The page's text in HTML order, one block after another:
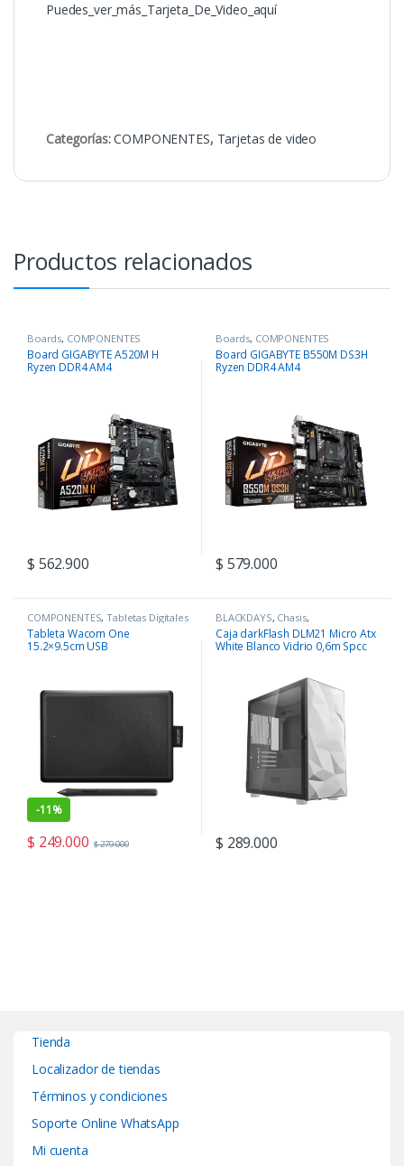
Puedes_ver_más_Tarjeta_De_Video_aquí
Categorías:COMPONENTES, Tarjetas de video
Productos relacionados
Boards, COMPONENTES
Board GIGABYTE A520M H
Ryzen DDR4 AM4
$ 562.900
Boards, COMPONENTES
Board GIGABYTE B550M DS3H
Ryzen DDR4 AM4
$ 579.000
COMPONENTES,Tabletas Digitales
Tableta Wacom One
15.2×9.5cm USB
-11%
$ 249.000 $279.000
BLACKDAYS, Chasis,
COMPONENTES
Caja darkFlash DLM21 Micro Atx
White Blanco Vidrio 0,6m Spcc
$ 289.000
Tienda
Localizador de tiendas
Términos y condiciones
Soporte Online WhatsApp
Mi cuenta